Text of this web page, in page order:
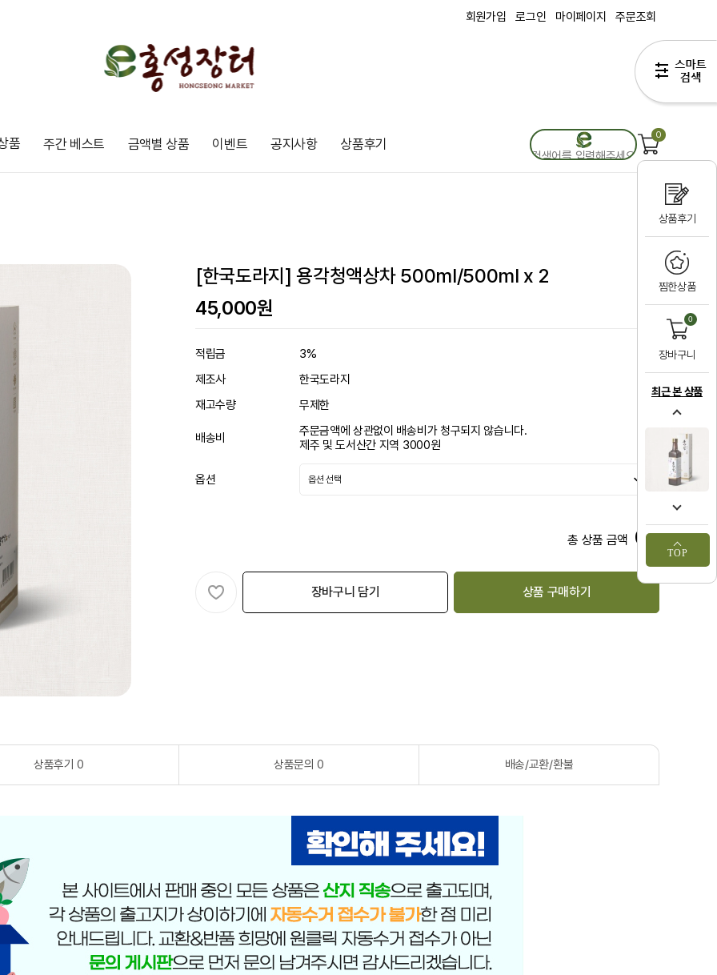
상품후기
찜한상품
0
장바구니
최근 본 상품
TOP
회원가입 로그인 마이페이지 주문조회
품 주간 베스트 금액별 상품 이벤트 공지사항 상품후기
0
[한국도라지] 용각청액상차 500ml/500ml x 2
45,000원
적립금
3%
제조사
한국도라지
재고수량
무제한
배송비
주문금액에 상관없이 배송비가 청구되지 않습니다.
제주 및 도서산간 지역 3000원
옵션
총 상품 금액 0원
장바구니 담기 상품 구매하기
상품후기 0 상품문의 0 배송/교환/환불